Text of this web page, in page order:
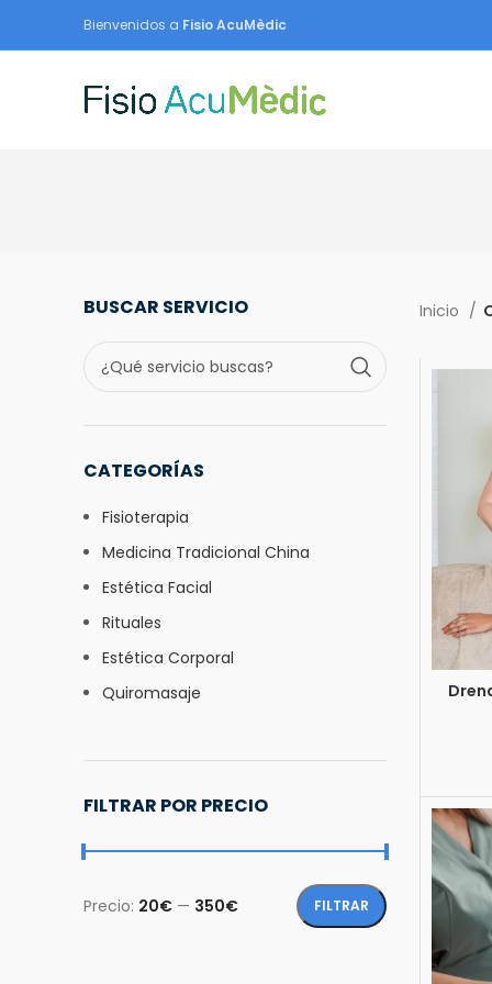
Bienvenidos a Fisio AcuMèdic
BUSCAR SERVICIO
CATEGORÍAS
Fisioterapia
Medicina Tradicional China
Estética Facial
Rituales
Estética Corporal
Quiromasaje
FILTRAR POR PRECIO
FILTRAR
Precio: 20€ — 350€
Inicio